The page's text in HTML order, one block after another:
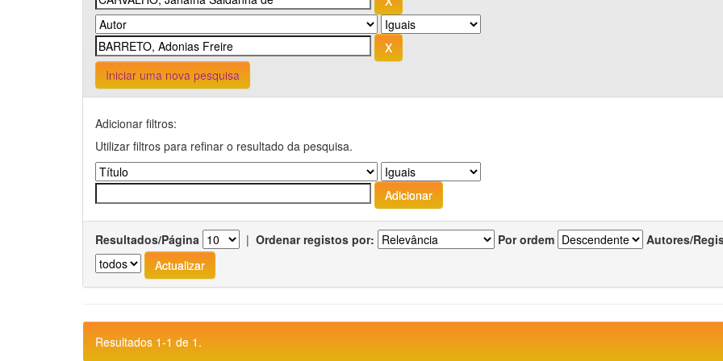
Iniciar uma nova pesquisa
Adicionar filtros:
Utilizar filtros para refinar o resultado da pesquisa.
Resultados/Página | Ordenar registos por: Por ordem Autores/
Resultados 1-1 de 1.